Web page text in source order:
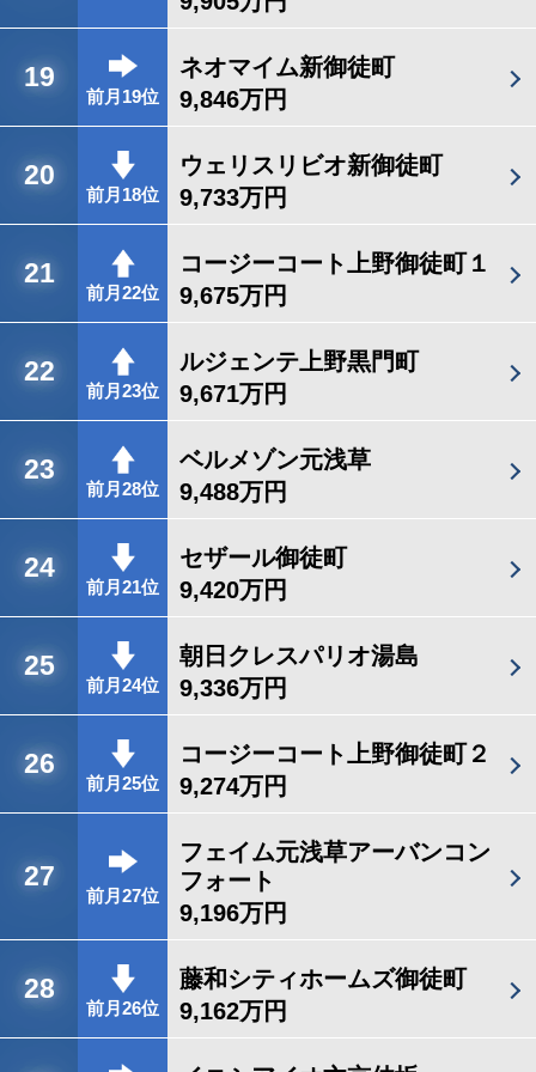
19
前月19位
ネオマイム新御徒町
9,846万円
20
前月18位
ウェリスリビオ新御徒町
9,733万円
21
前月22位
コージーコート上野御徒町１
9,675万円
22
前月23位
ルジェンテ上野黒門町
9,671万円
23
前月28位
ベルメゾン元浅草
9,488万円
24
前月21位
セザール御徒町
9,420万円
25
前月24位
朝日クレスパリオ湯島
9,336万円
26
前月25位
コージーコート上野御徒町２
9,274万円
27
前月27位
フェイム元浅草アーバンコン
フォート
9,196万円
28
前月26位
藤和シティホームズ御徒町
9,162万円